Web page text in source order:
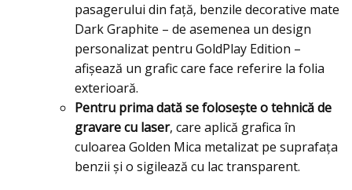
pasagerului din faţă, benzile decorative mate
Dark Graphite – de asemenea un design
personalizat pentru GoldPlay Edition –
afişează un grafic care face referire la folia
exterioară.
Pentru prima dată se foloseşte o tehnică de
gravare cu laser, care aplică grafica în
culoarea Golden Mica metalizat pe suprafaţa
benzii şi o sigilează cu lac transparent.